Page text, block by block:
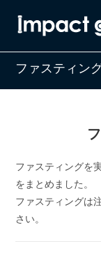
ファスティン
ファスティングを
をまとめました。
ファスティングは
さい。